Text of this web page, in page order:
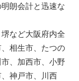
朗会計と迅速な
など大阪府内全
相生市、たつの
、加西市、小野
神戸市、川西